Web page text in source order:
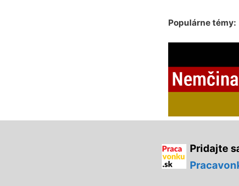
Populárne témy:
Pridajte